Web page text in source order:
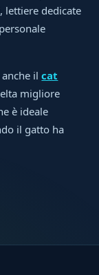
lettiere dedicate
anche ilcat
migliore
è ideale
il gatto ha